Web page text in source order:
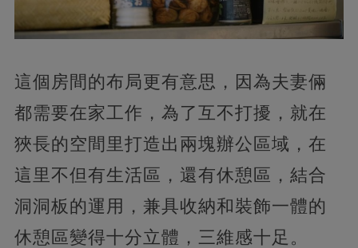
這個房間的布局更有意思，因為夫妻倆
都需要在家工作，為了互不打擾，就在
狹長的空間里打造出兩塊辦公區域，在
這里不但有生活區，還有休憩區，結合
洞洞板的運用，兼具收納和裝飾一體的
休憩區變得十分立體，三維感十足。